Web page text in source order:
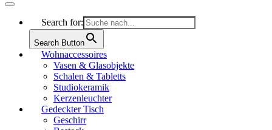
Search for:
Search Button
Wohnaccessoires
Vasen & Glasobjekte
Schalen & Tabletts
Studiokeramik
Kerzenleuchter
Gedeckter Tisch
Geschirr